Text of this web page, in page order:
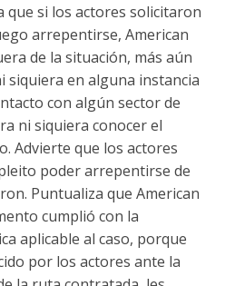
que si los actores solicitaron
arrepentirse, American
de la situación, más aún
siquiera en alguna instancia
con algún sector de
ni siquiera conocer el
Advierte que los actores
poder arrepentirse de
Puntualiza que American
cumplió con la
aplicable al caso, porque
por los actores ante la